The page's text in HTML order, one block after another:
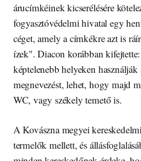
árucímkéinek kicserélésére
fogyasztóvédelmi hivatal egy
céget, amely a címkékre azt is
ízek". Diacon korábban
képtelenebb helyeken használják
megnevezést, lehet, hogy majd
WC, vagy székely temető is.
A Kovászna megyei
termelők mellett, és